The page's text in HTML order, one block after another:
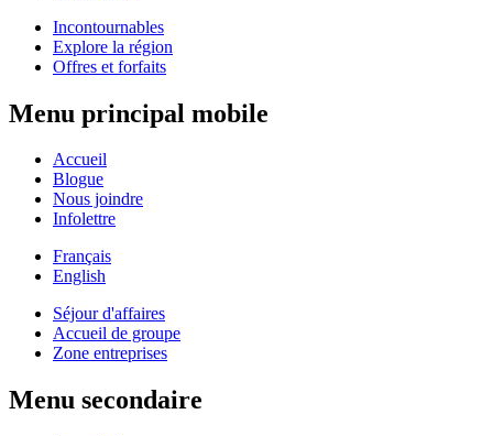
Incontournables
Explore la région
Offres et forfaits
Menu principal mobile
Accueil
Blogue
Nous joindre
Infolettre
Français
English
Séjour d'affaires
Accueil de groupe
Zone entreprises
Menu secondaire